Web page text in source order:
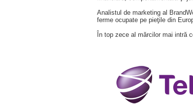
Analistul de marketing al
ferme ocupate pe pieţile din
În top zece al mărcilor mai intră